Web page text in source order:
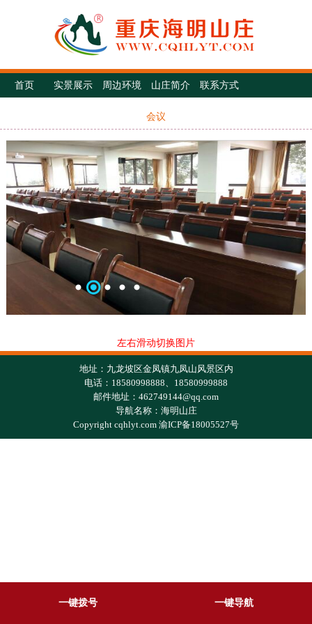
首页 实景展示 周边环境 山庄简介 联系方式
会议
左右滑动切换图片
地址：九龙坡区金凤镇九凤山风景区内
电话：18580998888、18580999888
邮件地址：462749144@qq.com
导航名称：海明山庄
Copyright cqhlyt.com 渝ICP备18005527号
一键拨号 一键导航